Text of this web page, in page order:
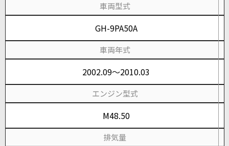
車両型式
GH-9PA50A
車両年式
2002.09～2010.03
エンジン型式
M48.50
排気量